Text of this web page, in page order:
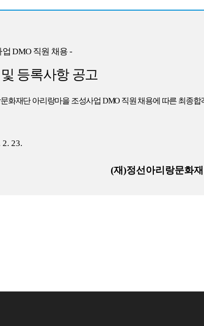
업DMO 직원 채용 -
등록사항 공고
화재단 아리랑마을 조성사업 DMO 직원 채용에 따른 최종합
2. 23.
(재)정선아리랑문화